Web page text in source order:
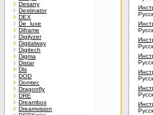
Desany
Destinator
DEX
De_luxe
Diframe
Digilyzer
Digitalway
Digitech
Digma
Distar
Dls
DOD
Domtec
Dragonfly
DRE
Dreambox
Dreamvision